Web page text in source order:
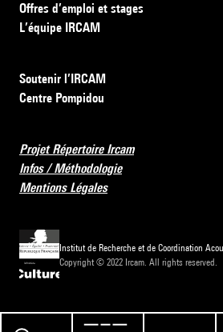
Offres d’emploi et stages
L’équipe IRCAM
Soutenir l’IRCAM
Centre Pompidou
Projet Répertoire Ircam
Infos / Méthodologie
Mentions Légales
Institut de Recherche et de Coordination
Copyright © 2022 Ircam. All rights reserved.